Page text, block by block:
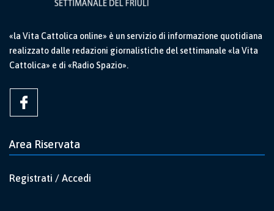
«la Vita Cattolica online» è un servizio di informazione quotidiana
realizzato dalle redazioni giornalistiche del settimanale «la Vita
Cattolica» e di «Radio Spazio».
Area Riservata
Registrati / Accedi